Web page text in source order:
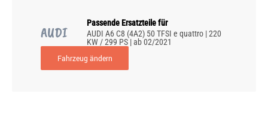
AUDI
Passende Ersatzteile für
AUDI A6 C8 (4A2) 50 TFSI e quattro | 220
KW / 299 PS | ab 02/2021
Fahrzeug ändern